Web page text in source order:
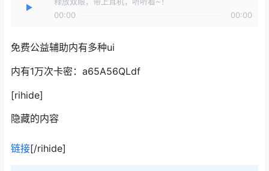
00:00
00:00
免费公益辅助内有多种ui
内有1万次卡密：a65A56QLdf
[rihide]
隐藏的内容
链接[/rihide]